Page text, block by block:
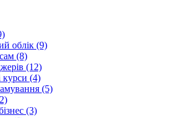
облік (9)
(8)
(12)
(4)
(5)
(3)